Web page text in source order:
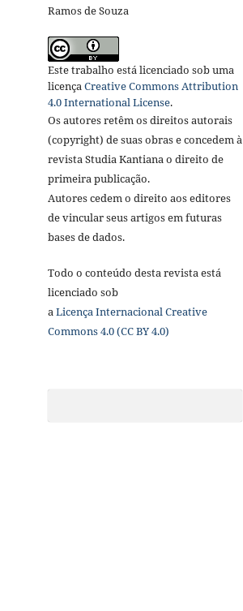
Ramos de Souza
Este trabalho está licenciado sob uma
licençaCreative Commons Attribution
4.0 International License.
Os autores retêm os direitos autorais
(copyright) de suas obras e concedem à
revista Studia Kantiana o direito de
primeira publicação.
Autores cedem o direito aos editores
de vincular seus artigos em futuras
bases de dados.
Todo o conteúdo desta revista está
licenciado sob
aLicençaInternacional Creative
Commons 4.0 (CC BY 4.0)